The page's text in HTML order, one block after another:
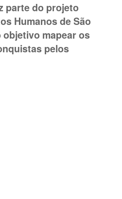
parte do projeto
Humanos de São
objetivo mapear os
pelos